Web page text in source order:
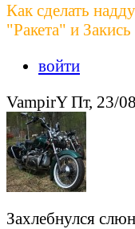
Как сделать
"Ракета" и
войти
VampirY Пт, 23/
Захлебнулся